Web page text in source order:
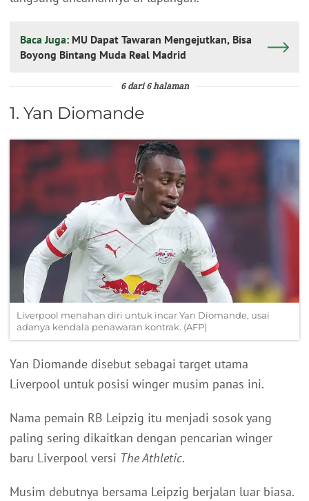
Baca Juga: MU Dapat Tawaran Mengejutkan, Bisa
Boyong Bintang Muda Real Madrid
6 dari 6 halaman
1. Yan Diomande
Liverpool menahan diri untuk incar Yan Diomande, usai
adanya kendala penawaran kontrak. (AFP)
Yan Diomande disebut sebagai target utama
Liverpool untuk posisi winger musim panas ini.
Nama pemain RB Leipzig itu menjadi sosok yang
paling sering dikaitkan dengan pencarian winger
baru Liverpool versi The Athletic.
Musim debutnya bersama Leipzig berjalan luar biasa.